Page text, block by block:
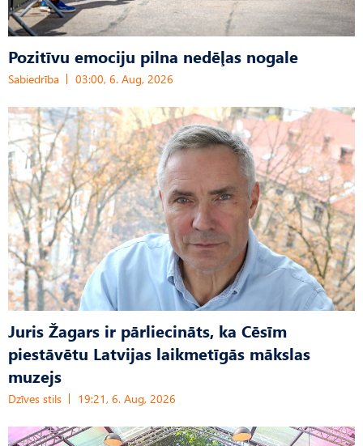
Pozitīvu emociju pilna nedēļas nogale
Sabiedrība 03:00, 6. Aug, 2026
Juris Žagars ir pārliecināts, ka Cēsīm
piestāvētu Latvijas laikmetīgās mākslas
muzejs
Dzīves stils 19:21, 6. Aug, 2026